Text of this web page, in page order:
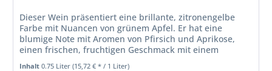
Dieser Wein präsentiert eine brillante, zitronengelbe
Farbe mit Nuancen von grünem Apfel. Er hat eine
blumige Note mit Aromen von Pfirsich und Aprikose,
einen frischen, fruchtigen Geschmack mit einem
angenehmen Abgang
Inhalt0.75 Liter(15,72 € * / 1 Liter)